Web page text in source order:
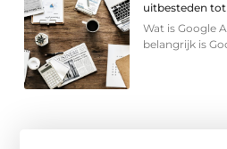
uitbesteden
Wat is Google
belangrijk is